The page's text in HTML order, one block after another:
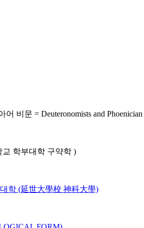
비문 = Deuteronomists and Phoenician
교 학부대학 구약학 )
학 (延世大學校 神科大學)